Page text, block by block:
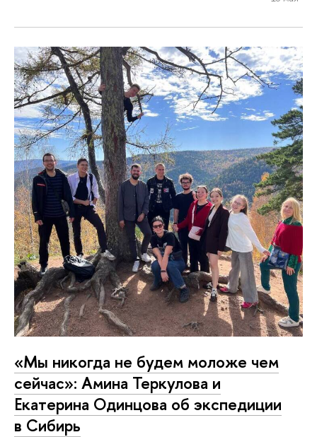
«Мы никогда не будем моложе чем
сейчас»: Амина Теркулова и
Екатерина Одинцова об экспедиции
в Сибирь